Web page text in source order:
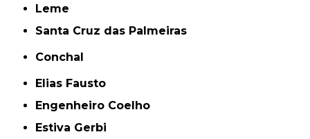
Leme
Santa Cruz das Palmeiras
Conchal
Elias Fausto
Engenheiro Coelho
Estiva Gerbi